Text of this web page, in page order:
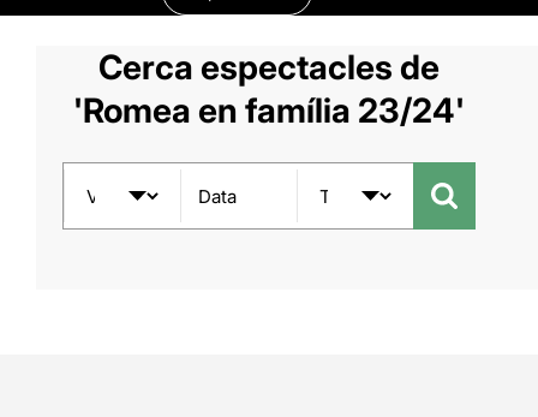
Cerca espectacles de
'Romea en família 23/24'
Data